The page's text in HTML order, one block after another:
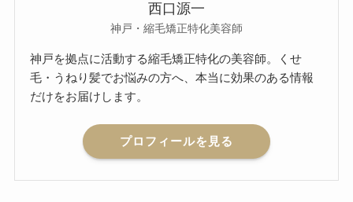
西口源一
神戸・縮毛矯正特化美容師
神戸を拠点に活動する縮毛矯正特化の美容師。くせ
毛・うねり髪でお悩みの方へ、本当に効果のある情報
だけをお届けします。
プロフィールを見る